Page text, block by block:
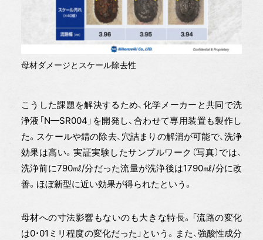
母材ダメージとスケール除去性
こうした課題を解決するため、化学メーカーと共同で洗
浄液「N—SR004」を開発し、合わせて専用装置も製作し
た。スケールや錆の除去、穴詰まりの解消が可能で、洗浄
効果は高い。実証実験したサンプルワーク（写真）では、
洗浄前に790㎖/分だった流量が洗浄後は1790㎖/分に改
善。ほぼ新型に近い効果が得られたという。
母材への寸法影響もないのも大きな特長。「流路の変化
は0・01ミリ程度の変化だった」という。また、強酸性成分